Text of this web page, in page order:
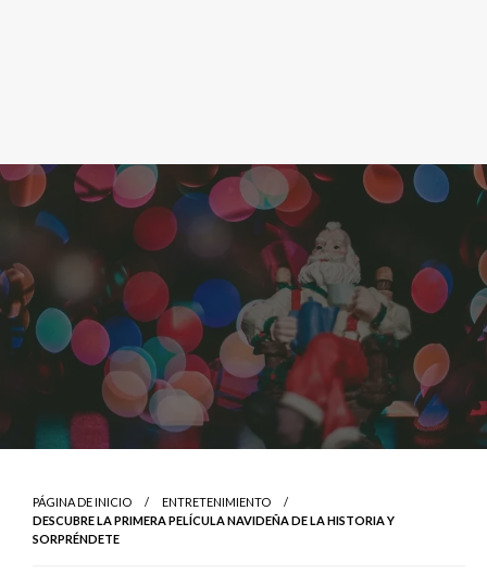
PÁGINA DE INICIO
ENTRETENIMIENTO
DESCUBRE LA PRIMERA PELÍCULA NAVIDEÑA DE LA HISTORIA Y
SORPRÉNDETE